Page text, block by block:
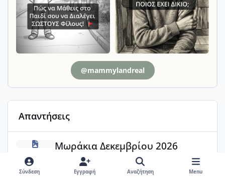
@mammylandreal
Απαντήσεις
Μωράκια Δεκεμβρίου 2026
Μωράκια Δεκεμβρίου 2026
Άστα @Luna Dust ήταν δύσκολα.
Έφτασα στα πρόθυρα νοσοκομείου-
Σύνδεση Εγγραφή Αναζήτηση Menu